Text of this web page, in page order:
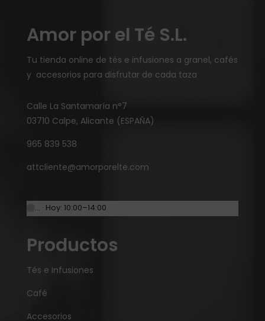
Amor por el Té S.L.
Tu tienda online de tés e infusiones a granel, cafés
y accesorios para disfrutar de cada taza
Calle La Santamaría n°7
03710 Calpe, Alicante (ESPAÑA)
965 839 538
attcliente@amorporelte.com
… · Hoy: 10:00–14:00
Productos
Tés e Infusiones
Café
Accesorios